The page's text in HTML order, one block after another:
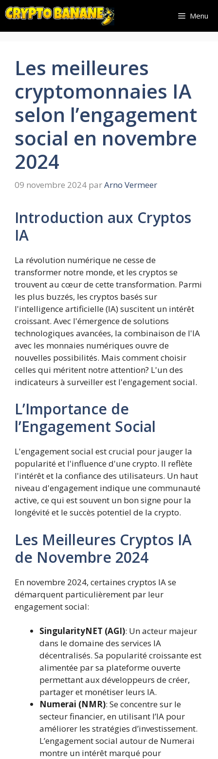
Aller
au
contenu
Menu
Les meilleures
cryptomonnaies IA
selon l’engagement
social en novembre
2024
09 novembre 2024 parArno Vermeer
Introduction aux Cryptos
IA
La révolution numérique ne cesse de
transformer notre monde, et les cryptos se
trouvent au cœur de cette transformation. Parmi
les plus buzzés, les cryptos basés sur
l'intelligence artificielle (IA) suscitent un intérêt
croissant. Avec l'émergence de solutions
technologiques avancées, la combinaison de l'IA
avec les monnaies numériques ouvre de
nouvelles possibilités. Mais comment choisir
celles qui méritent notre attention? L'un des
indicateurs à surveiller est l'engagement social.
L’Importance de
l’Engagement Social
L'engagement social est crucial pour jauger la
popularité et l'influence d'une crypto. Il reflète
l'intérêt et la confiance des utilisateurs. Un haut
niveau d'engagement indique une communauté
active, ce qui est souvent un bon signe pour la
longévité et le succès potentiel de la crypto.
Les Meilleures Cryptos IA
de Novembre 2024
En novembre 2024, certaines cryptos IA se
démarquent particulièrement par leur
engagement social:
SingularityNET (AGI): Un acteur majeur
dans le domaine des services IA
décentralisés. Sa popularité croissante est
alimentée par sa plateforme ouverte
permettant aux développeurs de créer,
partager et monétiser leurs IA.
Numerai (NMR): Se concentre sur le
secteur financier, en utilisant l’IA pour
améliorer les stratégies d’investissement.
L’engagement social autour de Numerai
montre un intérêt marqué pour